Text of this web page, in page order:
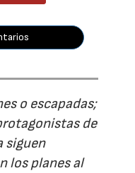
o escapadas;
de
siguen
los planes al